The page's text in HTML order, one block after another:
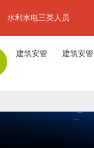
水利水电三类人员
建筑安管 建筑安管